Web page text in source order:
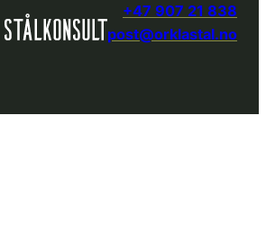
+47 907 21 838
post@orklastal.no